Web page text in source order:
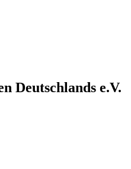
Deutschlands e.V.